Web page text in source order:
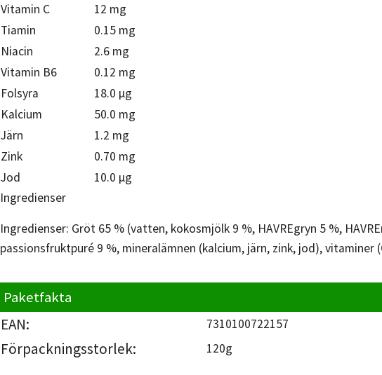
Vitamin C
12 mg
Tiamin
0.15 mg
Niacin
2.6 mg
Vitamin B6
0.12 mg
Folsyra
18.0 µg
Kalcium
50.0 mg
Järn
1.2 mg
Zink
0.70 mg
Jod
10.0 µg
Ingredienser
Ingredienser: Gröt 65 % (vatten, kokosmjölk 9 %, HAVREgryn 5 %,
passionsfruktpuré 9 %, mineralämnen (kalcium, järn, zink, jod),
Paketfakta
EAN: 7310100722157
Förpackningsstorlek: 120g